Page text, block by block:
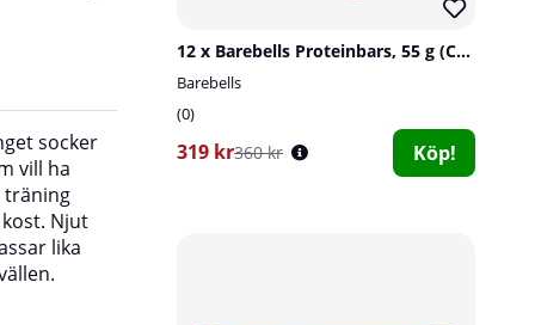
12 x Barebells Proteinbars, 55 g (Chokladboll)
Barebells
0
319 kr360 kr Köp!
socker
vill ha
träning
Njut
lika